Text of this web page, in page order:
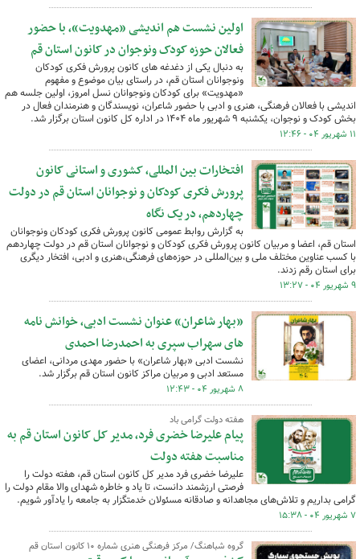
اولین نشست هم اندیشی «مهدویت»، با حضور
فعالان حوزه کودک ونوجوان در کانون استان قم
به دنبال یکی از دغدغه های کانون پرورش فکری کودکان
ونوجوانان استان قم، در راستای بیان موضوع و مفهوم
«مهدویت» برای کودکان ونوجوانان نسل امروز، اولین جلسه هم
اندیشی با فعالان فرهنگی، هنری و ادبی با حضور شاعران، ‌نویسندگان و هنرمندان فعال در
بخش کودک و نوجوان، یکشنبه ۹ شهریور ماه ۱۴۰۴ در اداره کل کانون استان برگزار شد.
۱۱ شهریور ۰۴ - ۱۲:۴۶
افتخارات بین المللی، کشوری و استانی کانون
پرورش فکری کودکان و نوجوانان استان قم در دولت
چهاردهم، در یک نگاه
به گزارش روابط عمومی کانون پرورش فکری کودکان ونوجوانان
استان قم،‌ اعضا و مربیان کانون پرورش فکری کودکان و نوجوانان استان قم در دولت چهاردهم
با کسب عناوین مختلف ملی و بین‌المللی در حوزه‌های فرهنگی،هنری و ادبی، افتخار دیگری
برای استان رقم زدند.
۹ شهریور ۰۴ - ۱۳:۲۷
«بهار شاعران» عنوان نشست ادبی، ‌خوانش نامه
های سهراب سپری به احمدرضا احمدی
نشست ادبی «بهار شاعران» با حضور مهدی مردانی، اعضای
مستعد ادبی و مربیان مراکز کانون استان قم برگزار شد.
۸ شهریور ۰۴ - ۱۲:۴۳
هفته دولت گرامی باد
پیام علیرضا خضری فرد، مدیر کل کانون استان قم به
مناسبت هفته دولت
علیرضا خضری فرد مدیر کل کانون استان قم، هفته دولت را
فرصتی ارزشمند دانست، تا یاد و خاطره شهدای والا مقام دولت را
گرامی بداریم و تلاش‌های مجاهدانه و صادقانه مسئولان خدمتگزار به جامعه را یادآور شویم.
۷ شهریور ۰۴ - ۱۵:۳۸
گروه شباهنگ/ مرکز فرهنگی هنری شماره ۱۰ کانون استان قم